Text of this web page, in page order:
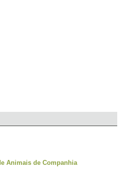
Animais de Companhia